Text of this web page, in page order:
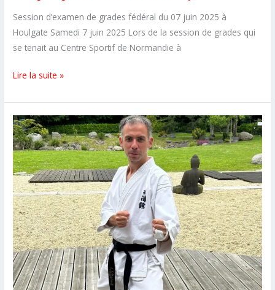
Session d’examen de grades fédéral du 07 juin 2025 à
Houlgate Samedi 7 juin 2025 Lors de la session de grades qui
se tenait au Centre Sportif de Normandie à
Deux
ceintures
noires
au
CSKS14
Lire la suite »